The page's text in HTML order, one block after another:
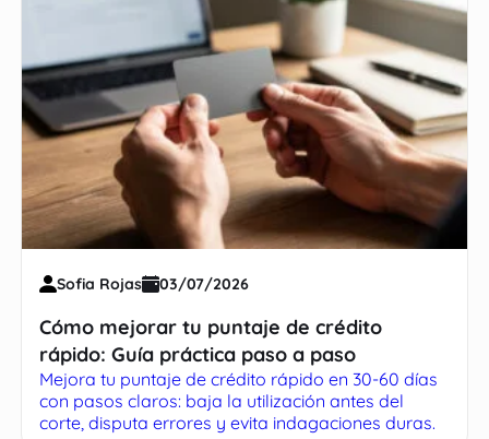
Sofia Rojas 03/07/2026
Cómo mejorar tu puntaje de crédito
rápido: Guía práctica paso a paso
Mejora tu puntaje de crédito rápido en 30-60 días
con pasos claros: baja la utilización antes del
corte, disputa errores y evita indagaciones duras.